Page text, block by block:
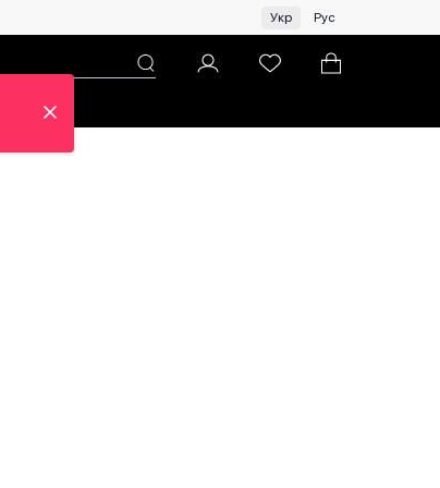
Жінкам | Топ бренди зі знижками!
Укр Рус
Про ЦУМ